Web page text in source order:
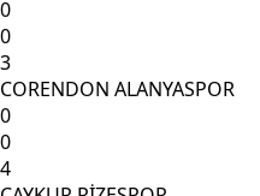
0
0
3
CORENDON ALANYASPOR
0
0
4